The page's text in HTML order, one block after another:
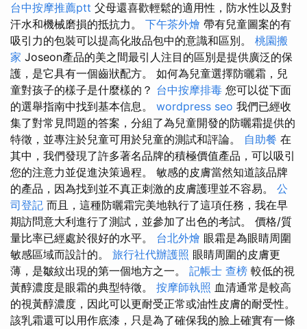
台中按摩推薦ptt 父母還喜歡輕鬆的適用性，防水性以及對
汗水和機械磨損的抵抗力。 下午茶外燴 帶有兒童圖案的有
吸引力的包裝可以提高化妝品包中的意識和區別。 桃園搬
家 Joseon產品的美之間最引人注目的區別是提供廣泛的保
護，是它具有一個齒狀配方。 如何為兒童選擇防曬霜，兒
童對孩子的樣子是什麼樣的？ 台中按摩排毒 您可以從下面
的選舉指南中找到基本信息。 wordpress seo 我們已經收
集了對常見問題的答案，分組了為兒童開發的防曬霜提供的
特徵，並專注於兒童可用於兒童的測試和評論。 自助餐 在
其中，我們發現了許多著名品牌的積極價值產品，可以吸引
您的注意力並促進決策過程。 敏感的皮膚當然知道該品牌
的產品，因為找到並不真正刺激的皮膚護理並不容易。 公
司登記 而且，這種防曬霜完美地執行了這項任務，我在早
期訪問意大利進行了測試，並參加了出色的考試。 價格/質
量比率已經處於很好的水平。 台北外燴 眼霜是為眼睛周圍
敏感區域而設計的。 旅行社代辦護照 眼睛周圍的皮膚更
薄，是皺紋出現的第一個地方之一。 記帳士 查榜 較低的視
黃醇濃度是眼霜的典型特徵。 按摩師執照 血清通常是較高
的視黃醇濃度，因此可以更耐受正常或油性皮膚的耐受性。
該乳霜還可以用作底漆，只是為了確保我的臉上確實有一條